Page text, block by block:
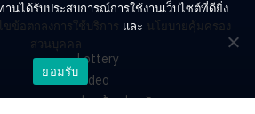
Lottery
Video
ร่วมด้วยช่วยกัน
านได้รับประสบการณ์การใช้งานเว็บไซต์ที่ดียิ่ง
ขข้อตกลงการใช้บริการ และ นโยบายคุ้มครอง
ส่วนบุคคล
ยอมรับ